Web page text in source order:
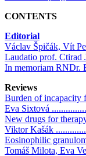
CONTENTS
Editorial
Václav Špičák, Vít
Laudatio prof. Ctirad
In memoriam RNDr.
Reviews
Burden of incapacity
Eva Sixtová
New drugs for
Viktor Kašák
Eosinophilic
Tomáš Milota, Eva